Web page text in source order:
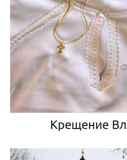
Крещение